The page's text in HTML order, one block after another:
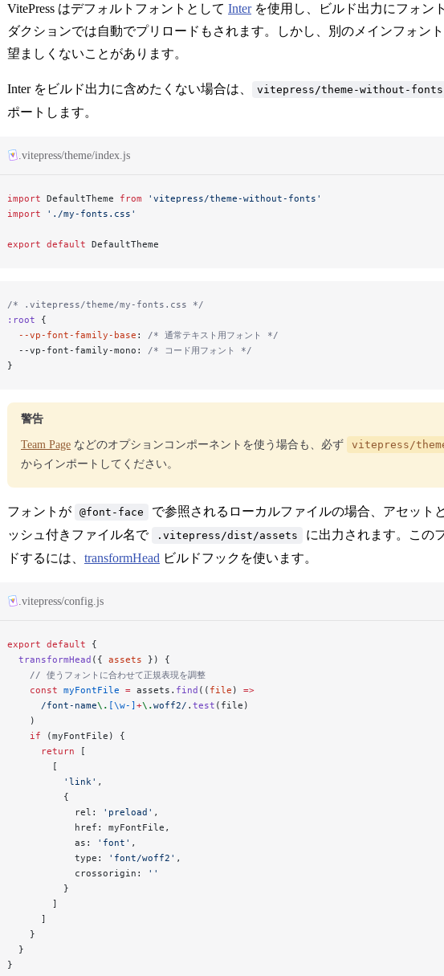
VitePress はデフォルトフォントとして Interを使用し、ビルド出力にフォン
ダクションでは自動でプリロードもされます。しかし、別のメインフォン
望ましくないことがあります。
Inter をビルド出力に含めたくない場合は、 vitepress/theme-without-fonts
ポートします。
.vitepress/theme/index.js
import DefaultTheme from 'vitepress/theme-without-fonts'
import './my-fonts.css'
export default DefaultTheme
/* .vitepress/theme/my-fonts.css */
:root {
  --vp-font-family-base
: /* 通常テキスト用フォント */
  --vp-font-family-mono:
/* コード用フォント */
}
警告
Team Page などのオプションコンポーネントを使う場合も、必ず
vitepress/
からインポートしてください。
フォントが @font-face
で参照されるローカルファイルの場合、アセット
ッシュ付きファイル名で
.vitepress/dist/assets
に出力されます。この
ドするには、 transformHead ビルドフックを使います。
.vitepress/config.js
export default {
  transformHead
({ assets }) {
    // 使うフォントに合わせて正規表現を調整
    const
myFontFile = assets. find (( file ) =>
      /
font-name\. [\w-]+\.woff2/ . test (file)
    )
    if
(myFontFile) {
      return
[
        [
          'link'
,
          {
            rel:
'preload' ,
            href: myFontFile,
            as:
'font' ,
            type:
'font/woff2' ,
            crossorigin:
''
          }
        ]
      ]
    }
  }
}